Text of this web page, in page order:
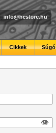
info@hestore.hu
Cikkek Súgó
👁︎